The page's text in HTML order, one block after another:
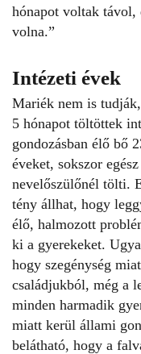
hónapot voltak
volna.”
Intézeti évek
Mariék nem is
5 hónapot töltöttek
gondozásban élő bő
éveket, sokszor
nevelőszülőnél tölti.
tény állhat, hogy
élő, halmozott
ki a gyerekeket.
hogy szegénység
családjukból, még a
minden harmadik
miatt kerül állami
belátható, hogy a